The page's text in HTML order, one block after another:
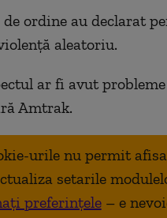
ordine au declarat
aleatoriu.
ar fi avut
Amtrak.
urile nu permit
setarile
preferințele – e